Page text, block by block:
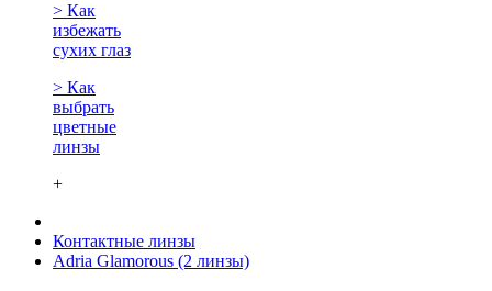
> Как
избежать
сухих глаз
> Как
выбрать
цветные
линзы
+
Контактные линзы
Adria Glamorous (2 линзы)